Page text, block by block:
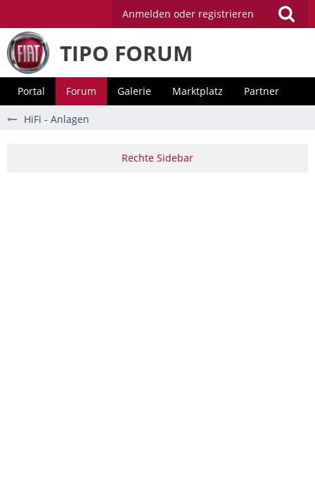
Anmelden oder registrieren
TIPO FORUM
Portal Forum Galerie Marktplatz Partner
HiFi - Anlagen